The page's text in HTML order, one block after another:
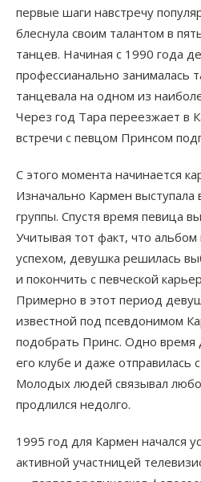
первые шаги навстречу
блеснула своим талантом в
танцев. Начиная с 1990 года
профессианально занималась
танцевала на одном из
Через год Тара переезжает в
встречи с певцом Принсом
С этого момента начинается
Изначально Кармен выступала
группы. Спустя время певица
Учитывая тот факт, что альбом
успехом, девушка решилась
и покончить с певческой
Примерно в этот период
известной под псевдонимом
подобрать Принс. Одно время
его клубе и даже отправилась
Молодых людей связывал
продлился недолго.
1995 год для Кармен начался
активной участницей